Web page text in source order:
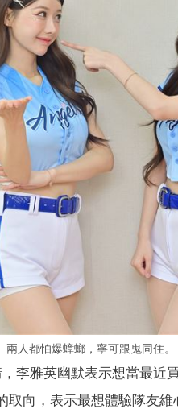
人都怕爆蟑螂，寧可跟鬼同住。
李雅英幽默表示想當最近
取向，表示最想體驗隊友